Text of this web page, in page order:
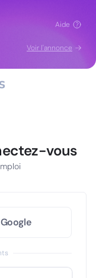
Aide
Voir l'annonce
vous